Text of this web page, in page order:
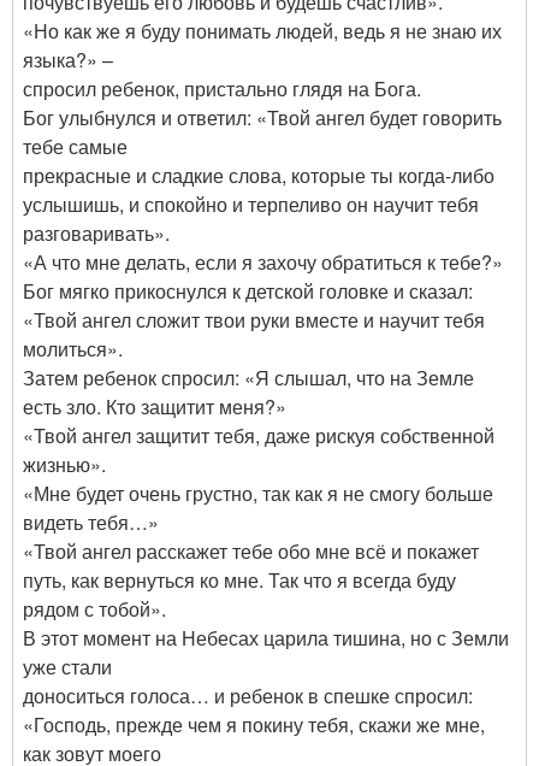
«Но как же я буду понимать людей, ведь я не знаю их
языка?» –
спросил ребенок, пристально глядя на Бога.
Бог улыбнулся и ответил: «Твой ангел будет говорить
тебе самые
прекрасные и сладкие слова, которые ты когда-либо
услышишь, и спокойно и терпеливо он научит тебя
разговаривать».
«А что мне делать, если я захочу обратиться к тебе?»
Бог мягко прикоснулся к детской головке и сказал:
«Твой ангел сложит твои руки вместе и научит тебя
молиться».
Затем ребенок спросил: «Я слышал, что на Земле
есть зло. Кто защитит меня?»
«Твой ангел защитит тебя, даже рискуя собственной
жизнью».
«Мне будет очень грустно, так как я не смогу больше
видеть тебя…»
«Твой ангел расскажет тебе обо мне всё и покажет
путь, как вернуться ко мне. Так что я всегда буду
рядом с тобой».
В этот момент на Небесах царила тишина, но с Земли
уже стали
доноситься голоса… и ребенок в спешке спросил:
«Господь, прежде чем я покину тебя, скажи же мне,
как зовут моего